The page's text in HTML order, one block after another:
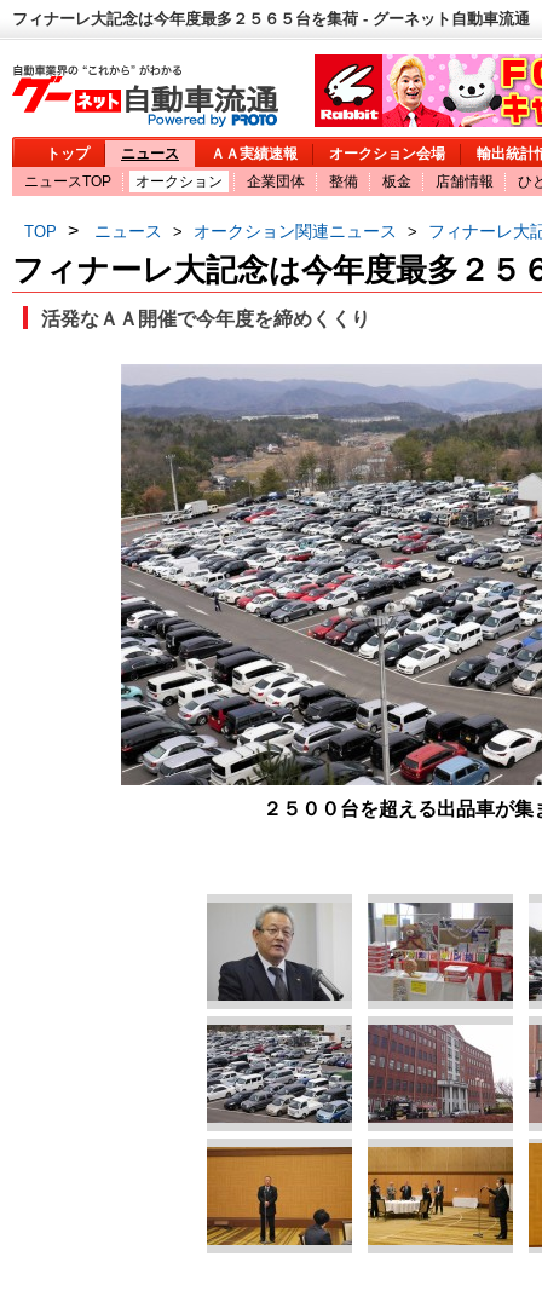
フィナーレ大記念は今年度最多２５６５台を集荷 - グーネット自動車流通
トップ ニュース ＡＡ実績速報 オークション会場
輸出統計
ニュースTOP
オークション 企業団体 整備 板金 店舗情報 ひ
TOP > ニュース > オークション関連ニュース > フィナーレ大
フィナーレ大記念は今年度最多２５
活発なＡＡ開催で今年度を締めくくり
２５００台を超える出品車が集